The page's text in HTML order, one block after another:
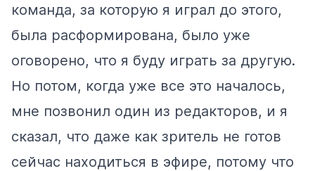
команда, за которую я играл до этого,
была расформирована, было уже
оговорено, что я буду играть за другую.
Но потом, когда уже все это началось,
мне позвонил один из редакторов, и я
сказал, что даже как зритель не готов
сейчас находиться в эфире, потому что